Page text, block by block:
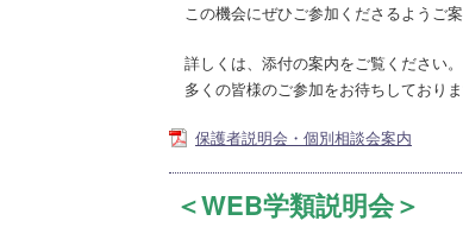
この機会にぜひご参加くださるようご案
詳しくは、添付の案内をご覧ください。
多くの皆様のご参加をお待ちしておりま
保護者説明会・個別相談会案内
＜WEB学類説明会＞